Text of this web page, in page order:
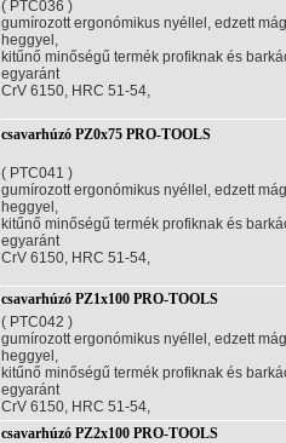
( PTC036 )
gumírozott ergonómikus nyéllel, edzett
heggyel,
kitűnő minőségű termék profiknak és
egyaránt
CrV 6150, HRC 51-54,
csavarhúzó PZ0x75 PRO-TOOLS
( PTC041 )
gumírozott ergonómikus nyéllel, edzett
heggyel,
kitűnő minőségű termék profiknak és
egyaránt
CrV 6150, HRC 51-54,
csavarhúzó PZ1x100 PRO-TOOLS
( PTC042 )
gumírozott ergonómikus nyéllel, edzett
heggyel,
kitűnő minőségű termék profiknak és
egyaránt
CrV 6150, HRC 51-54,
csavarhúzó PZ2x100 PRO-TOOLS